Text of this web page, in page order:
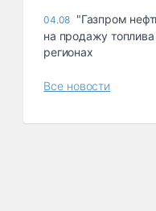
04.08 "Газпром
на продажу
регионах
Все новости